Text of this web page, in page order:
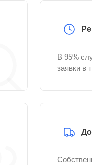
В 95%
заявки в